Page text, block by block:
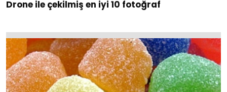
Drone ile çekilmiş en iyi 10 fotoğraf